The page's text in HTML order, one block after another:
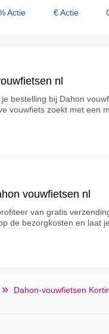
Actie € Actie
nl
bestelling bij Dahon
vouwfiets zoekt met een
vouwfietsen nl
van gratis
de bezorgkosten en laat
Dahon-vouwfietsen